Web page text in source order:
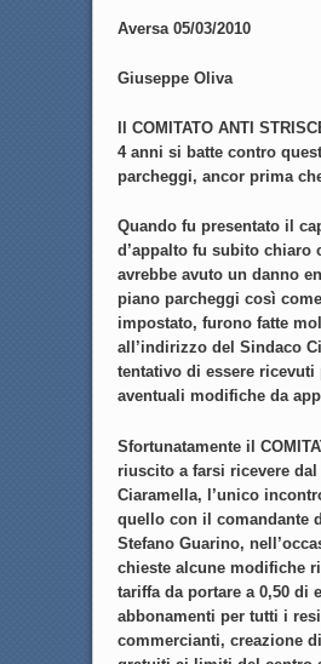
Aversa 05/03/2010
Giuseppe Oliva
Il COMITATO ANTI
4 anni si batte contro
parcheggi, ancor prima
Quando fu presentato il
d’appalto fu subito chiaro
avrebbe avuto un danno
piano parcheggi così
impostato, furono fatte
all’indirizzo del Sindaco
tentativo di essere ricevuti
aventuali modifiche da
Sfortunatamente il
riuscito a farsi ricevere
Ciaramella, l’unico
quello con il comandante
Stefano Guarino,
chieste alcune modifiche
tariffa da portare a 0,50 di
abbonamenti per tutti i
commercianti, creazione